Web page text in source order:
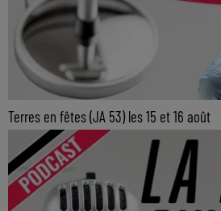
Terres en fêtes (JA 53) les 15 et 16 août